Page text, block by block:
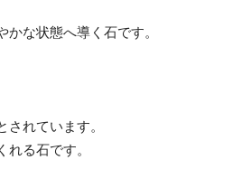
な状態へ導く石です。
れています。
れる石です。